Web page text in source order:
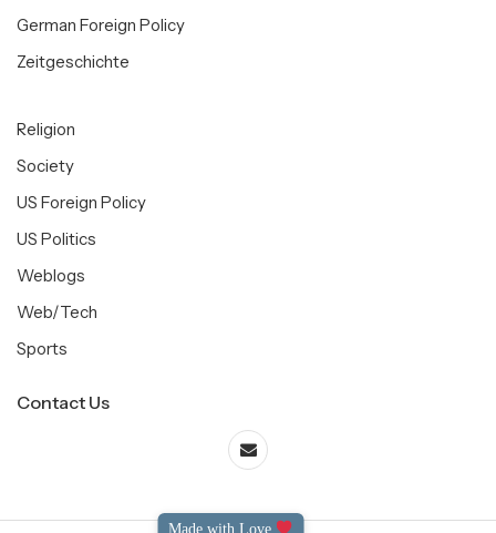
German Foreign Policy
Zeitgeschichte
Religion
Society
US Foreign Policy
US Politics
Weblogs
Web/Tech
Sports
Contact Us
Made with Love